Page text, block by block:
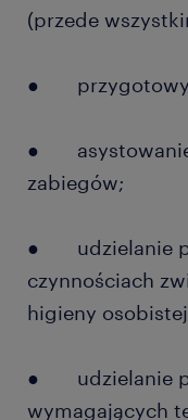
(przede
●
● asystowanie
zabiegów;
● udzielanie
czynnościach
higieny
● udzielanie
wymagających